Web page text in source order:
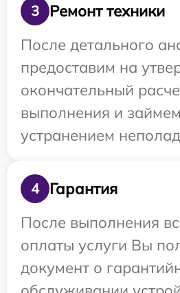
3
Ремонт техники
После детального
предоставим на
окончательный
выполнения и
устранением
4
Гарантия
После выполнения
оплаты услуги Вы
документ о